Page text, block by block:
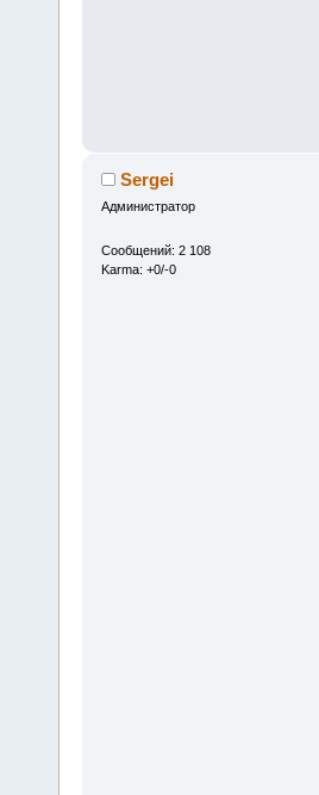
Sergei
Администратор
Сообщений: 2 108
Karma: +0/-0